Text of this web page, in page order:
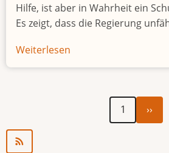
Hilfe, ist aber in Wahrheit ein
Es zeigt, dass die Regierung
Weiterlesen
Keine
Schulden
Seitennummerierung
1
Seite
››